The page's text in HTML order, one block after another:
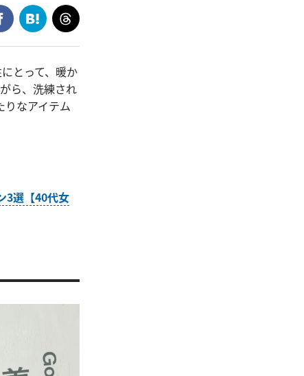
とって、暖か
ら、洗練され
りなアイテム
3選【40代女